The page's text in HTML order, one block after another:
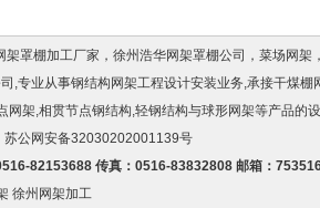
架罩棚加工厂家，徐州浩华网架罩棚公司，菜场网架
,专业从事钢结构网架工程设计安装业务,承接干煤
网架,相贯节点钢结构,轻钢结构与球形网架等产品的
苏公网安备32030202001139号
82153688 传真：0516-83832808 邮箱：
徐州网架加工